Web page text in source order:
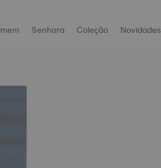
Senhora Coleção Novidades